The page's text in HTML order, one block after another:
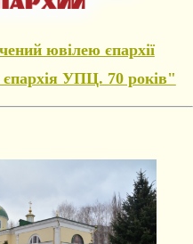
ювілею єпархії
єпархія УПЦ. 70 років"